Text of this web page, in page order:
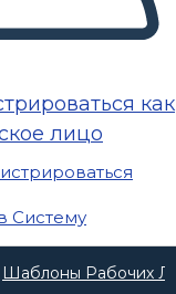
как
лицо
Систему
Шаблоны Рабочих